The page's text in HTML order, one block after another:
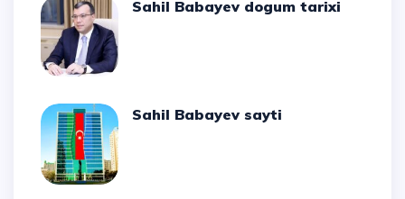
Sahil Babayev dogum tarixi
Sahil Babayev sayti